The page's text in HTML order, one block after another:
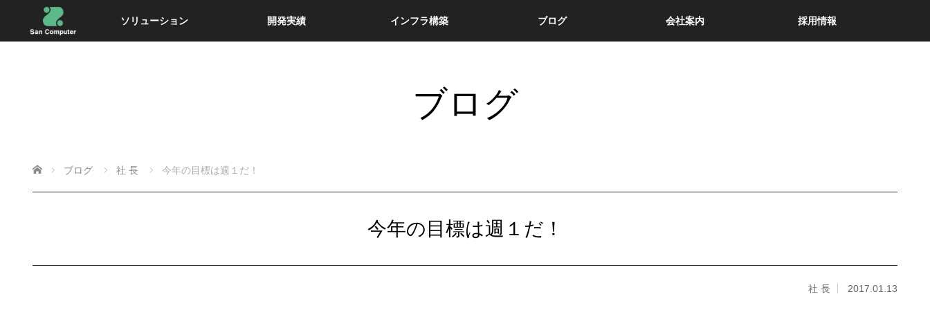
ソリューション 開発実績 インフラ構築 ブログ 会社案内 採用情報
ブログ
ホーム ブログ 社 長 今年の目標は週１だ！
今年の目標は週１だ！
社 長 2017.01.13